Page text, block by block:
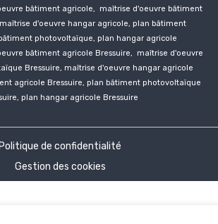
bâtiment agricole, maîtrise d'oeuvre bâtiment
d'oeuvre hangar agricole, plan bâtiment
photovoltaïque, plan hangar agricole
bâtiment agricole Bressuire, maîtrise d'oeuvre
Bressuire, maîtrise d'oeuvre hangar agricole
agricole Bressuire, plan bâtiment photovoltaïque
, plan hangar agricole Bressuire
de confidentialité
Gestion des cookies